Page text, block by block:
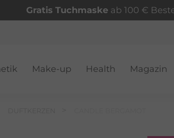
Gratis Tuchmaskeab 100 €
Make-up Health Magazin